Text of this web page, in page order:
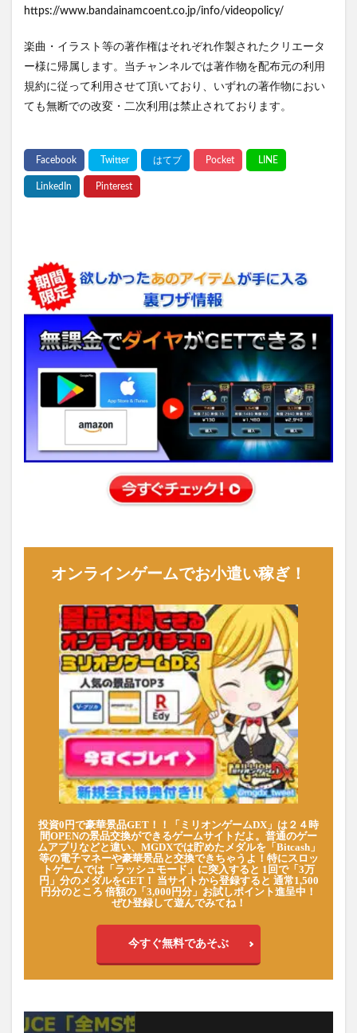
https://www.bandainamcoent.co.jp/info/videopolicy/
楽曲・イラスト等の著作権はそれぞれ作製されたクリエータ
ー様に帰属します。当チャンネルでは著作物を配布元の利用
規約に従って利用させて頂いており、いずれの著作物におい
ても無断での改変・二次利用は禁止されております。
オンラインゲームでお小遣い稼ぎ！
投資0円で豪華景品GET！！「ミリオンゲームDX」は２４時
間OPENの景品交換ができるゲームサイトだよ。普通のゲー
ムアプリなどと違い、MGDXでは貯めたメダルを「Bitcash」
等の電子マネーや豪華景品と交換できちゃうよ！特にスロッ
トゲームでは「ラッシュモード」に突入すると 1回で「3万
円」分のメダルをGET！ 当サイトから登録すると 通常1,500
円分のところ 倍額の「3,000円分」お試しポイント進呈中！
ぜひ登録して遊んでみてね！
今すぐ無料であそぶ